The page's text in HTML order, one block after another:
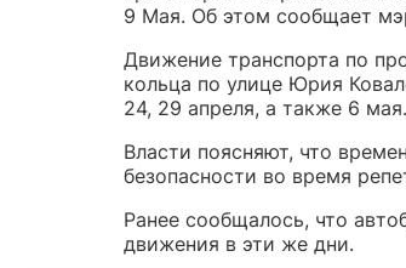
9 Мая. Об этом сообщает
Движение транспорта по
кольца по улице Юрия
24, 29 апреля, а также 6 мая.
Власти поясняют, что
безопасности во время
Ранее сообщалось, что
движения в эти же дни.